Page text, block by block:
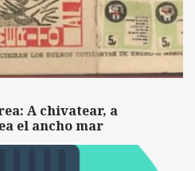
A chivatear, a
el ancho mar